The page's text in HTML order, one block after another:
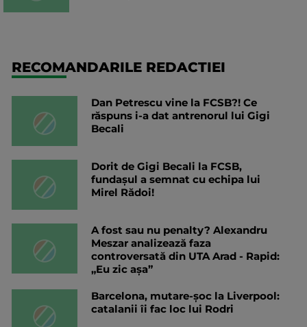
RECOMANDARILE REDACTIEI
Dan Petrescu vine la FCSB?! Ce
răspuns i-a dat antrenorul lui Gigi
Becali
Dorit de Gigi Becali la FCSB,
fundașul a semnat cu echipa lui
Mirel Rădoi!
A fost sau nu penalty? Alexandru
Meszar analizează faza
controversată din UTA Arad - Rapid:
„Eu zic așa”
Barcelona, mutare-șoc la Liverpool:
catalanii îi fac loc lui Rodri